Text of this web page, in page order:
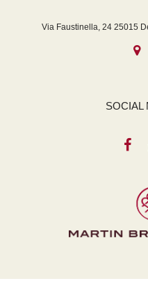
Via Faustinella, 24 25015
SOCIAL